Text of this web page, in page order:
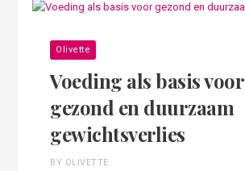
Olivette
Voeding als basis voor
gezond en duurzaam
gewichtsverlies
BY OLIVETTE